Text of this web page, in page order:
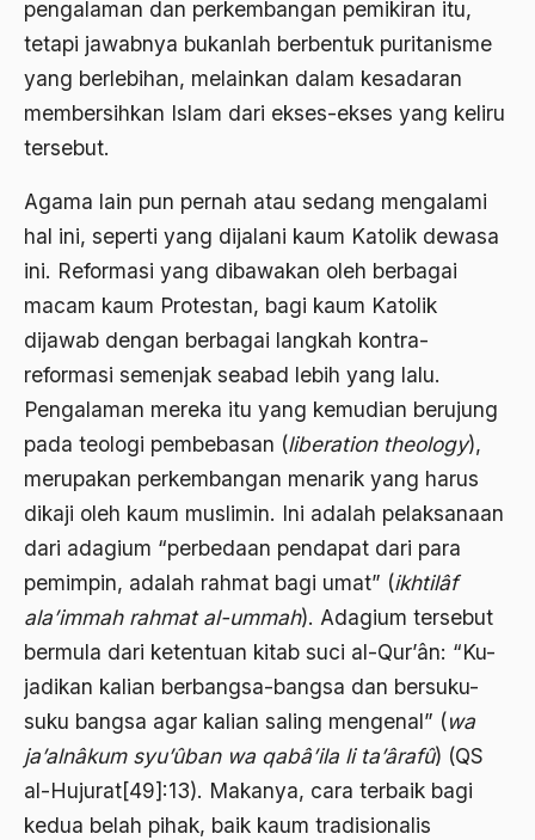
pengalaman dan perkembangan pemikiran itu,
tetapi jawabnya bukanlah berbentuk puritanisme
yang berlebihan, melainkan dalam kesadaran
membersihkan Islam dari ekses-ekses yang keliru
tersebut.
Agama lain pun pernah atau sedang mengalami
hal ini, seperti yang dijalani kaum Katolik dewasa
ini. Reformasi yang dibawakan oleh berbagai
macam kaum Protestan, bagi kaum Katolik
dijawab dengan berbagai langkah kontra-
reformasi semenjak seabad lebih yang lalu.
Pengalaman mereka itu yang kemudian berujung
pada teologi pembebasan (liberation theology),
merupakan perkembangan menarik yang harus
dikaji oleh kaum muslimin. Ini adalah pelaksanaan
dari adagium “perbedaan pendapat dari para
pemimpin, adalah rahmat bagi umat” (ikhtilâf
ala’immah rahmat al-ummah). Adagium tersebut
bermula dari ketentuan kitab suci al-Qur’ân: “Ku-
jadikan kalian berbangsa-bangsa dan bersuku-
suku bangsa agar kalian saling mengenal” (wa
ja’alnâkum syu’ûban wa qabâ’ila li ta’ârafû) (QS
al-Hujurat[49]:13). Makanya, cara terbaik bagi
kedua belah pihak, baik kaum tradisionalis
Al-qua'an dan Hadist
al-quran
Alexander Solzhenitsyin
Ali Murtopo
Ali Shariati
Ali Sidikin
Ali Syahbana
Aliran AHmadiyah
Aliran Kepercayaan
Alistair Cook
Allah
ALmanak
Alternatif Moral
Alternatif Politis
Alumni Sayid Al-Maliki
Alvin W. Gouldner